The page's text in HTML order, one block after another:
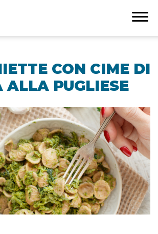
CON CIME DI
ALLA PUGLIESE